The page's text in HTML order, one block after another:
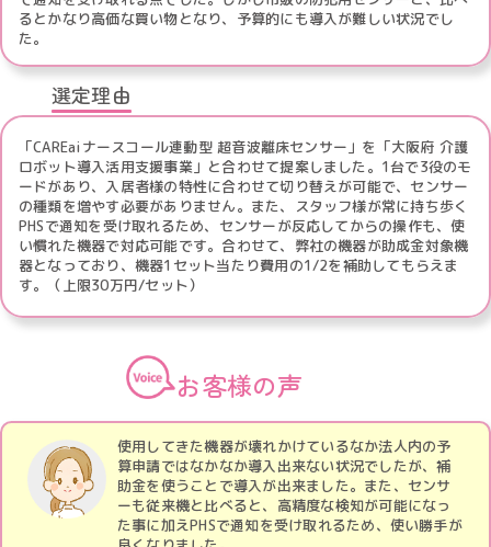
るとかなり高価な買い物となり、予算的にも導入が難しい状況でし
た。
選定理由
「CAREaiナースコール連動型 超音波離床センサー」を「大阪府 介護
ロボット導入活用支援事業」と合わせて提案しました。1台で3役のモ
ードがあり、入居者様の特性に合わせて切り替えが可能で、センサー
の種類を増やす必要がありません。また、スタッフ様が常に持ち歩く
PHSで通知を受け取れるため、センサーが反応してからの操作も、使
い慣れた機器で対応可能です。合わせて、弊社の機器が助成金対象機
器となっており、機器1セット当たり費用の1/2を補助してもらえま
す。（上限30万円/セット）
お客様の声
使用してきた機器が壊れかけているなか法人内の予
算申請ではなかなか導入出来ない状況でしたが、補
助金を使うことで導入が出来ました。また、センサ
ーも従来機と比べると、高精度な検知が可能になっ
た事に加えPHSで通知を受け取れるため、使い勝手が